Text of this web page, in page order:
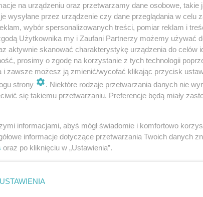
more tags
zrobić sos meksykański do tej karkówki.
na urządzeniu oraz przetwarzamy dane osobowe, takie
wysyłane przez urządzenie czy dane przeglądania w celu
wybór spersonalizowanych treści, pomiar reklam i
Użytkownika my i Zaufani Partnerzy możemy używać
aktywnie skanować charakterystykę urządzenia do celów
prosimy o zgodę na korzystanie z tych technologii
i zawsze możesz ją zmienić/wycofać klikając przycisk
strony
. Niektóre rodzaje przetwarzania danych nie
się takiemu przetwarzaniu. Preferencje będą miały
informacjami, abyś mógł świadomie i komfortowo
informacje dotyczące przetwarzania Twoich danych
oraz po kliknięciu w „Ustawienia”.
USTAWIENIA